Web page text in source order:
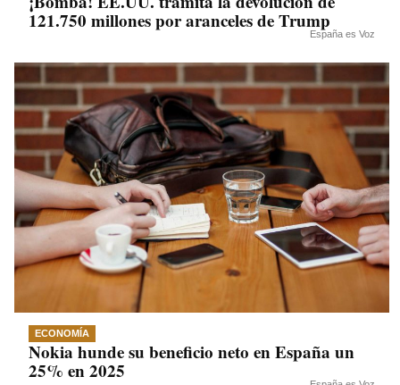
121.750 millones por aranceles de Trump
España es Voz
ECONOMÍA
Nokia hunde su beneficio neto en España un
25% en 2025